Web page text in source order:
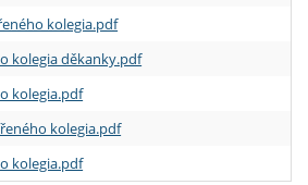
kolegia.pdf
kolegia děkanky.pdf
kolegia.pdf
kolegia.pdf
kolegia.pdf